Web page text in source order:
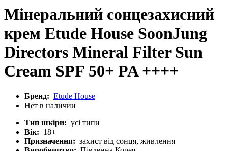
Мінеральний сонцезахисний
крем Etude House SoonJung
Directors Mineral Filter Sun
Cream SPF 50+ PA ++++
Бренд: Etude House
Нет в наличии
Тип шкіри: усі типи
Вік: 18+
Призначення: захист від сонця, живлення